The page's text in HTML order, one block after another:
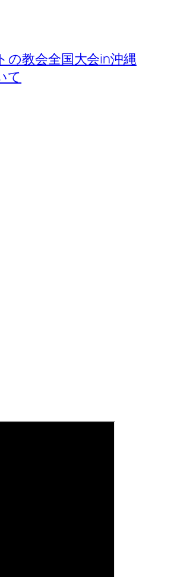
の教会全国大会in沖縄
て